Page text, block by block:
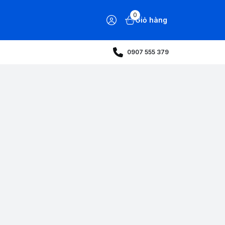
0
Giỏ hàng
0907 555 379